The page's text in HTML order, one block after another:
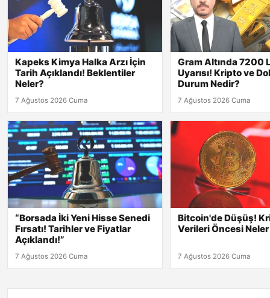
Kapeks Kimya Halka Arzı İçin
Tarih Açıklandı! Beklentiler
Neler?
7 Ağustos 2026 Cuma
Gram Altında 7200
Uyarısı! Kripto ve
Durum Nedir?
7 Ağustos 2026 Cuma
“Borsada İki Yeni Hisse Senedi
Fırsatı! Tarihler ve Fiyatlar
Açıklandı!”
7 Ağustos 2026 Cuma
Bitcoin'de Düşüş!
Verileri Öncesi
7 Ağustos 2026 Cuma